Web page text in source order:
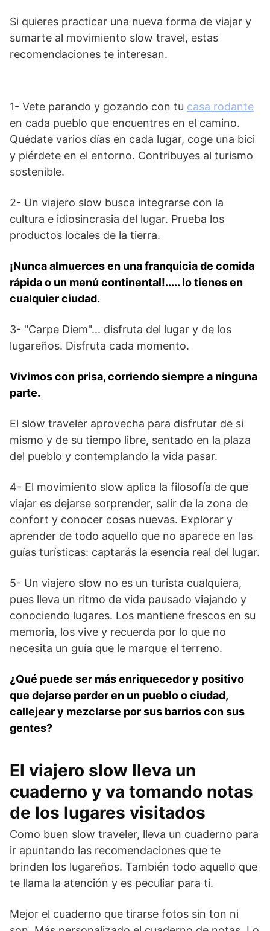
Si quieres practicar una nueva forma de viajar y
sumarte al movimiento slow travel, estas
recomendaciones te interesan.
1- Vete parando y gozando con tu casa rodante
en cada pueblo que encuentres en el camino.
Quédate varios días en cada lugar, coge una bici
y piérdete en el entorno. Contribuyes al turismo
sostenible.
2- Un viajero slow busca integrarse con la
cultura e idiosincrasia del lugar. Prueba los
productos locales de la tierra.
¡Nunca almuerces en una franquicia de comida
rápida o un menú continental!..... lo tienes en
cualquier ciudad.
3- "Carpe Diem"... disfruta del lugar y de los
lugareños. Disfruta cada momento.
Vivimos con prisa, corriendo siempre a ninguna
parte.
El slow traveler aprovecha para disfrutar de si
mismo y de su tiempo libre, sentado en la plaza
del pueblo y contemplando la vida pasar.
4- El movimiento slow aplica la filosofía de que
viajar es dejarse sorprender, salir de la zona de
confort y conocer cosas nuevas. Explorar y
aprender de todo aquello que no aparece en las
guías turísticas: captarás la esencia real del lugar.
5- Un viajero slow no es un turista cualquiera,
pues lleva un ritmo de vida pausado viajando y
conociendo lugares. Los mantiene frescos en su
memoria, los vive y recuerda por lo que no
necesita un guía que le marque el terreno.
¿Qué puede ser más enriquecedor y positivo
que dejarse perder en un pueblo o ciudad,
callejear y mezclarse por sus barrios con sus
gentes?
El viajero slow lleva un
cuaderno y va tomando notas
de los lugares visitados
Como buen slow traveler, lleva un cuaderno para
ir apuntando las recomendaciones que te
brinden los lugareños. También todo aquello que
te llama la atención y es peculiar para ti.
Mejor el cuaderno que tirarse fotos sin ton ni